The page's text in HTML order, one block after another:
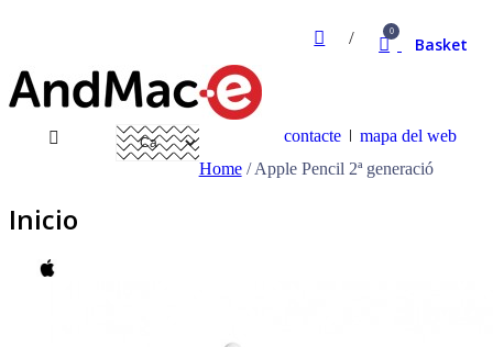
Basket
0
contacte
mapa del web
Home / Apple Pencil 2ª generació
Inicio